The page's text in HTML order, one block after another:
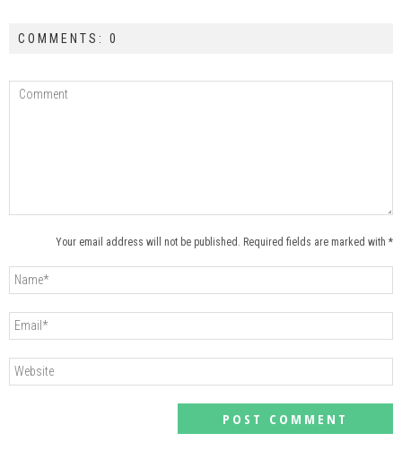
COMMENTS: 0
Your email address will not be published. Required fields are marked with *